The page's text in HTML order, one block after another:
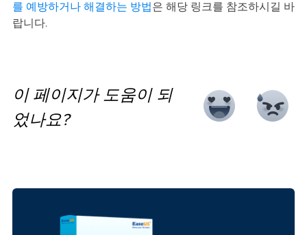
를 예방하거나 해결하는 방법은 해당 링크를 참조하시길 바
랍니다.
이 페이지가 도움이 되
었나요?